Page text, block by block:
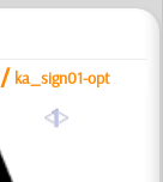
/ ka_sign01-opt
a